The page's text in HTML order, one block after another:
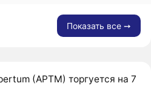
Показать все ➙
(APTM) торгуется на 7